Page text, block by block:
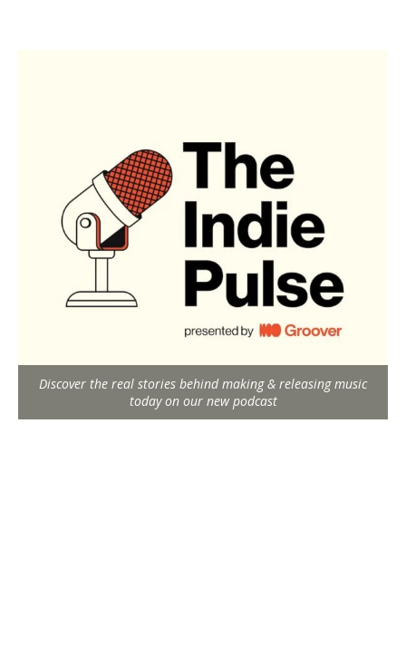
Discover the real stories behind making & releasing music
today on our new podcast